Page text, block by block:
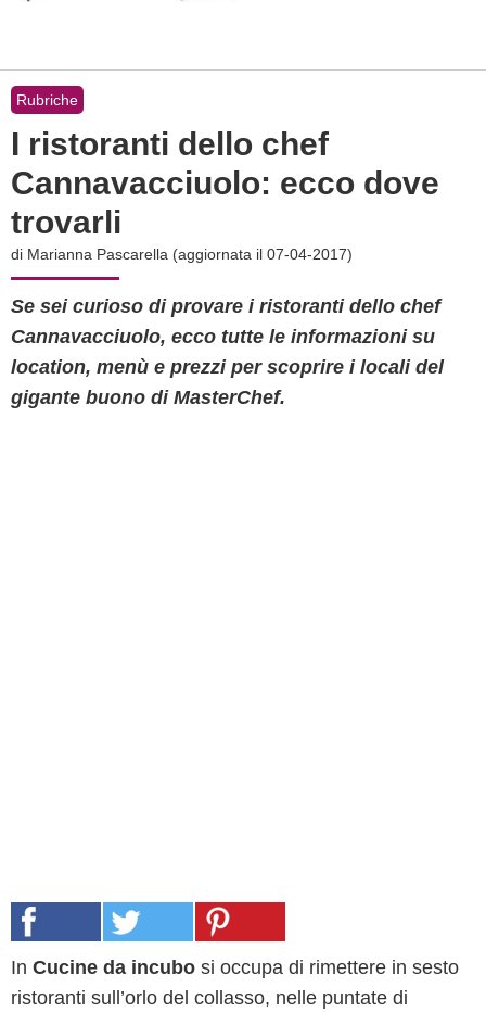
Rubriche
I ristoranti dello chef
Cannavacciuolo: ecco dove
trovarli
di Marianna Pascarella (aggiornata il 07-04-2017)
Se sei curioso di provare i ristoranti dello chef
Cannavacciuolo, ecco tutte le informazioni su
location, menù e prezzi per scoprire i locali del
gigante buono di MasterChef.
In Cucine da incubo si occupa di rimettere in sesto
ristoranti sull’orlo del collasso, nelle puntate di